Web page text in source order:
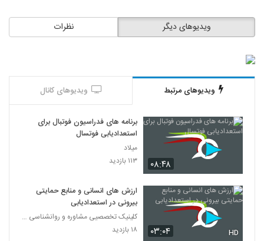
نظرات ویدیوهای دیگر
ویدیوهای مرتبط ویدیوهای کانال
۰۸:۴۸
برنامه های فدراسیون فوتبال برای
استعدادیابی فوتسال
میلاد
۱۱۳ بازدید
۰۳:۰۴ HD
ارزش های انسانی و منابع حمایتی
بیرونی در استعدادیابی
کلینیک تخصصیی مشاوره و روانشناسی خانواده ایرانی
۱۸ بازدید